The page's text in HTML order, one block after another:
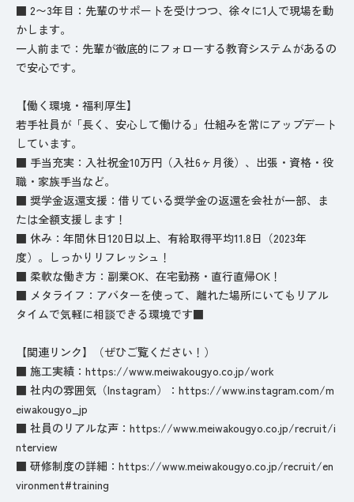
■ 2〜3年目：先輩のサポートを受けつつ、徐々に1人で現場を動
かします。
一人前まで：先輩が徹底的にフォローする教育システムがあるの
で安心です。
【働く環境・福利厚生】
若手社員が「長く、安心して働ける」仕組みを常にアップデート
しています。
■ 手当充実：入社祝金10万円（入社6ヶ月後）、出張・資格・役
職・家族手当など。
■ 奨学金返還支援：借りている奨学金の返還を会社が一部、ま
たは全額支援します！
■ 休み：年間休日120日以上、有給取得平均11.8日（2023年
度）。しっかりリフレッシュ！
■ 柔軟な働き方：副業OK、在宅勤務・直行直帰OK！
■ メタライフ：アバターを使って、離れた場所にいてもリアル
タイムで気軽に相談できる環境です■
【️関連リンク】（ぜひご覧ください！）
■ 施工実績：https://www.meiwakougyo.co.jp/work
■ 社内の雰囲気（Instagram）：https://www.instagram.com/m
eiwakougyo_jp
■ 社員のリアルな声：https://www.meiwakougyo.co.jp/recruit/i
nterview
■ 研修制度の詳細：https://www.meiwakougyo.co.jp/recruit/en
vironment#training